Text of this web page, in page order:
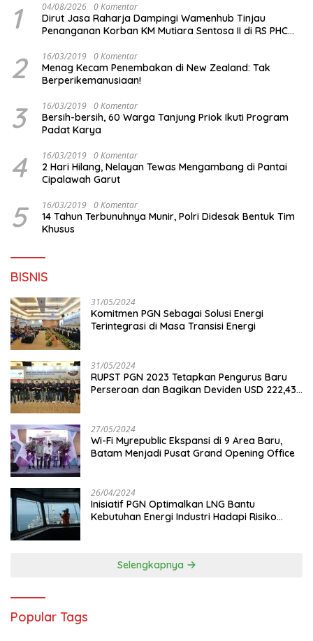
1 04/08/2026 0 Komentar
Dirut Jasa Raharja Dampingi Wamenhub Tinjau
Penanganan Korban KM Mutiara Sentosa II di RS PHC
2 16/03/2019 0 Komentar
Menag Kecam Penembakan di New Zealand: Tak
Berperikemanusiaan!
3 16/03/2019 0 Komentar
Bersih-bersih, 60 Warga Tanjung Priok Ikuti Program
Padat Karya
4 16/03/2019 0 Komentar
2 Hari Hilang, Nelayan Tewas Mengambang di Pantai
Cipalawah Garut
5 16/03/2019 0 Komentar
14 Tahun Terbunuhnya Munir, Polri Didesak Bentuk Tim
Khusus
BISNIS
31/05/2024
Komitmen PGN Sebagai Solusi Energi
Terintegrasi di Masa Transisi Energi
31/05/2024
RUPST PGN 2023 Tetapkan Pengurus Baru
Perseroan dan Bagikan Deviden USD 222,43
27/05/2024
Wi-Fi Myrepublic Ekspansi di 9 Area Baru,
Batam Menjadi Pusat Grand Opening Office
26/04/2024
Inisiatif PGN Optimalkan LNG Bantu
Kebutuhan Energi Industri Hadapi Risiko
Selengkapnya
Popular Tags